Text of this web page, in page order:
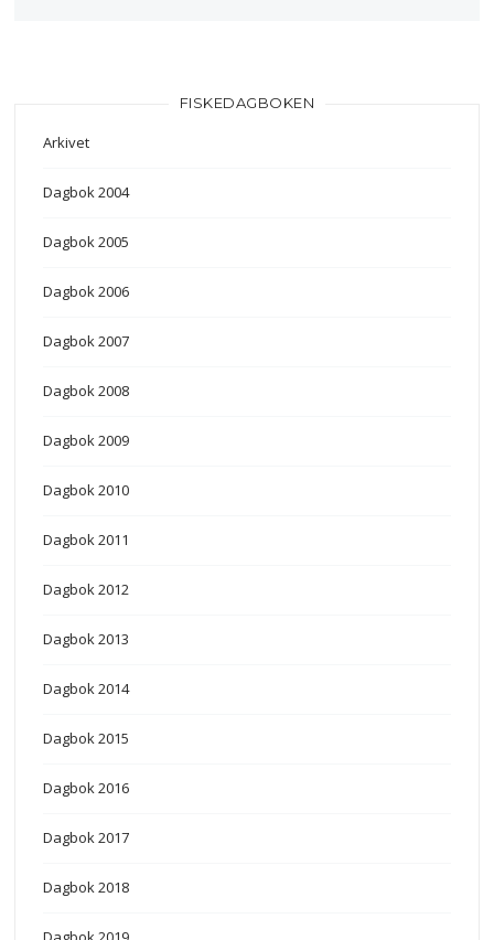
FISKEDAGBOKEN
Arkivet
Dagbok 2004
Dagbok 2005
Dagbok 2006
Dagbok 2007
Dagbok 2008
Dagbok 2009
Dagbok 2010
Dagbok 2011
Dagbok 2012
Dagbok 2013
Dagbok 2014
Dagbok 2015
Dagbok 2016
Dagbok 2017
Dagbok 2018